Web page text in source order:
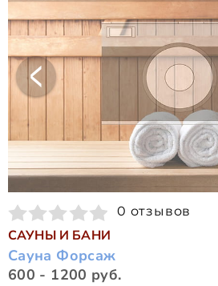
0 отзывов
САУНЫ И БАНИ
Сауна Форсаж
600 - 1200 руб.